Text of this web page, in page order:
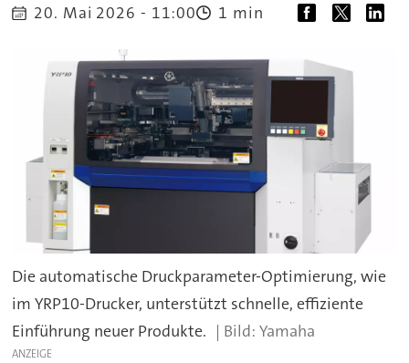
20. Mai 2026 - 11:00 1 min
Die automatische Druckparameter-Optimierung, wie
im YRP10-Drucker, unterstützt schnelle, effiziente
Einführung neuer Produkte.
Yamaha
ANZEIGE